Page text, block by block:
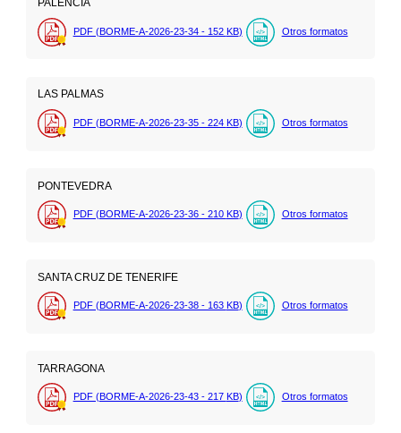
PALENCIA
PDF (BORME-A-2026-23-34 - 152 KB) Otros formatos
LAS PALMAS
PDF (BORME-A-2026-23-35 - 224 KB) Otros formatos
PONTEVEDRA
PDF (BORME-A-2026-23-36 - 210 KB) Otros formatos
SANTA CRUZ DE TENERIFE
PDF (BORME-A-2026-23-38 - 163 KB) Otros formatos
TARRAGONA
PDF (BORME-A-2026-23-43 - 217 KB) Otros formatos